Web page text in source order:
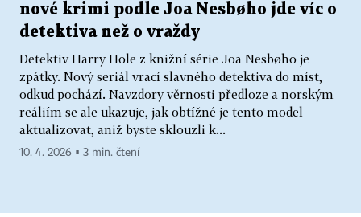
nové krimi podle Joa Nesbøho jde víc o
detektiva než o vraždy
Detektiv Harry Hole z knižní série Joa Nesbøho je
zpátky. Nový seriál vrací slavného detektiva do míst,
odkud pochází. Navzdory věrnosti předloze a norským
reáliím se ale ukazuje, jak obtížné je tento model
aktualizovat, aniž byste sklouzli k...
10. 4. 2026 ▪ 3 min. čtení